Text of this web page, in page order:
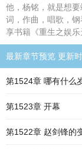
他，杨铭，就是想
词，作曲，唱歌，
享书籍《重生之娱
最新章节预览 更新
第1524章 哪有什么
第1523章 开幕
第1522章 赵剑锋的